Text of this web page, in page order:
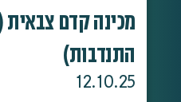
מכינה קדם
התנדבות)
12.10.25